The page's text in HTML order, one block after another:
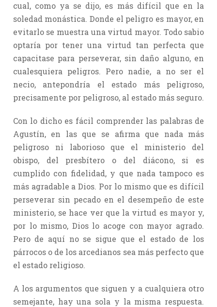
cual, como ya se dijo, es más difícil que en la
soledad monástica. Donde el peligro es mayor, en
evitarlo se muestra una virtud mayor. Todo sabio
optaría por tener una virtud tan perfecta que
capacitase para perseverar, sin daño alguno, en
cualesquiera peligros. Pero nadie, a no ser el
necio, antepondría el estado más peligroso,
precisamente por peligroso, al estado más seguro.
Con lo dicho es fácil comprender las palabras de
Agustín, en las que se afirma que nada más
peligroso ni laborioso que el ministerio del
obispo, del presbítero o del diácono, si es
cumplido con fidelidad, y que nada tampoco es
más agradable a Dios. Por lo mismo que es difícil
perseverar sin pecado en el desempeño de este
ministerio, se hace ver que la virtud es mayor y,
por lo mismo, Dios lo acoge con mayor agrado.
Pero de aquí no se sigue que el estado de los
párrocos o de los arcedianos sea más perfecto que
el estado religioso.
A los argumentos que siguen y a cualquiera otro
semejante, hay una sola y la misma respuesta.